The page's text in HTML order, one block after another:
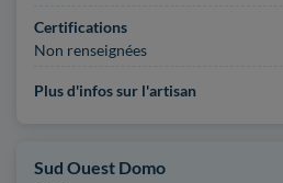
Certifications
Non renseignées
Plus d'infos sur l'artisan
Sud Ouest Domo